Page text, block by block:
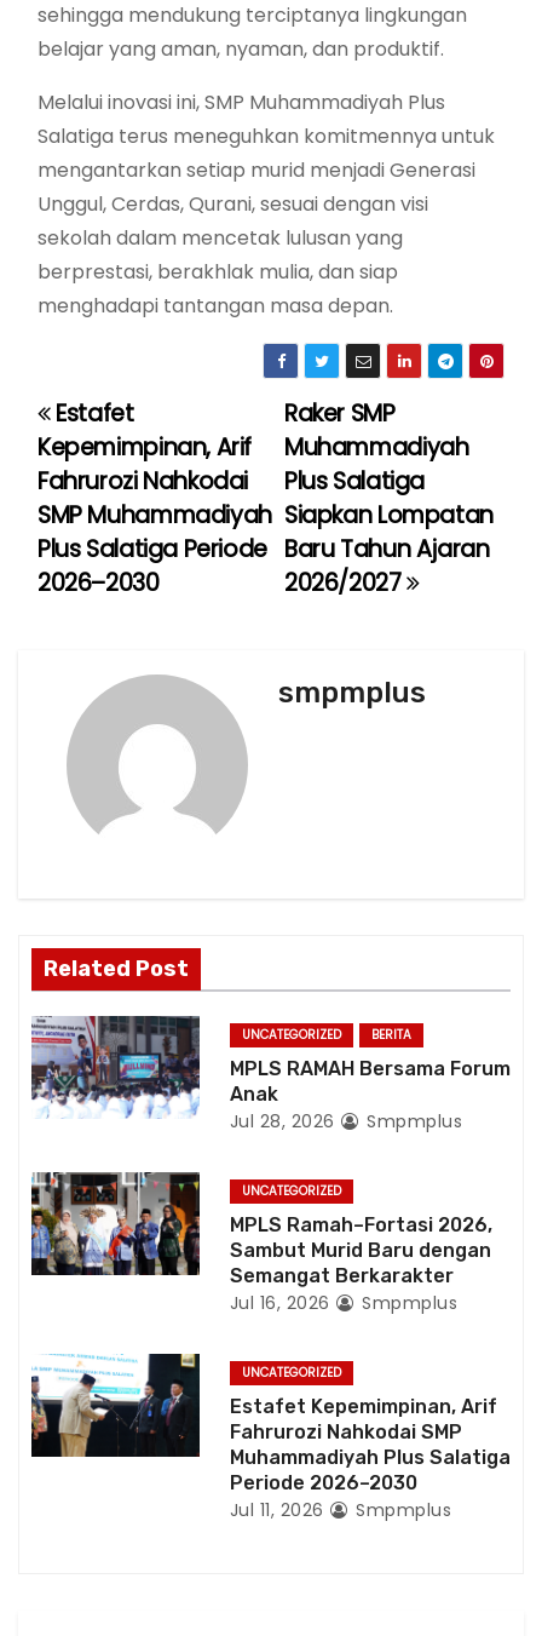
sehingga mendukung terciptanya lingkungan
belajar yang aman, nyaman, dan produktif.
Melalui inovasi ini, SMP Muhammadiyah Plus
Salatiga terus meneguhkan komitmennya untuk
mengantarkan setiap murid menjadi Generasi
Unggul, Cerdas, Qurani, sesuai dengan visi
sekolah dalam mencetak lulusan yang
berprestasi, berakhlak mulia, dan siap
menghadapi tantangan masa depan.
P
o
s
t
i
o
n
Raker SMP
Muhammadiyah
Plus Salatiga
Siapkan Lompatan
Baru Tahun Ajaran
2026/2027
Estafet
Kepemimpinan, Arif
Fahrurozi Nahkodai
SMP Muhammadiyah
Plus Salatiga Periode
2026–2030
smpmplus
Related Post
UNCATEGORIZED BERITA
MPLS RAMAH Bersama Forum
Anak
Jul 28, 2026 Smpmplus
UNCATEGORIZED
MPLS Ramah–Fortasi 2026,
Sambut Murid Baru dengan
Semangat Berkarakter
Jul 16, 2026 Smpmplus
UNCATEGORIZED
Estafet Kepemimpinan, Arif
Fahrurozi Nahkodai SMP
Muhammadiyah Plus Salatiga
Periode 2026–2030
Jul 11, 2026 Smpmplus